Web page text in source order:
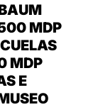
MDP
MDP
E